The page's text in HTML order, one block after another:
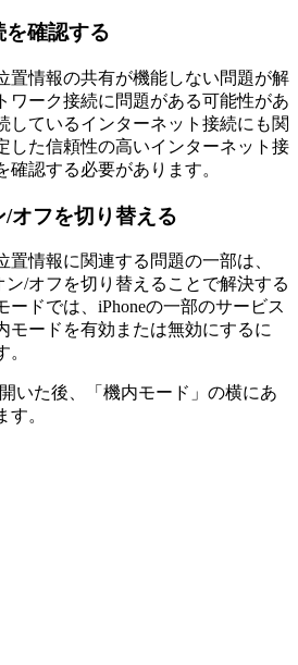
確認する
置情報の共有が機能しない問題が解
ワーク接続に問題がある可能性があ
しているインターネット接続にも関
した信頼性の高いインターネット接
認する必要があります。
オフを切り替える
置情報に関連する問題の一部は、
ン/オフを切り替えることで解決する
ードでは、iPhoneの一部のサービス
モードを有効または無効にするに
いた後、「機内モード」の横にあ
。